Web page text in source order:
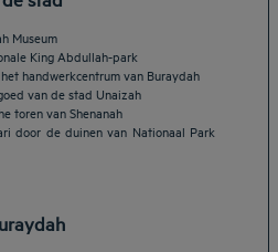
Museum
King Abdullah-park
handwerkcentrum van Buraydah
van de stad Unaizah
toren van Shenanah
door de duinen van Nationaal Park